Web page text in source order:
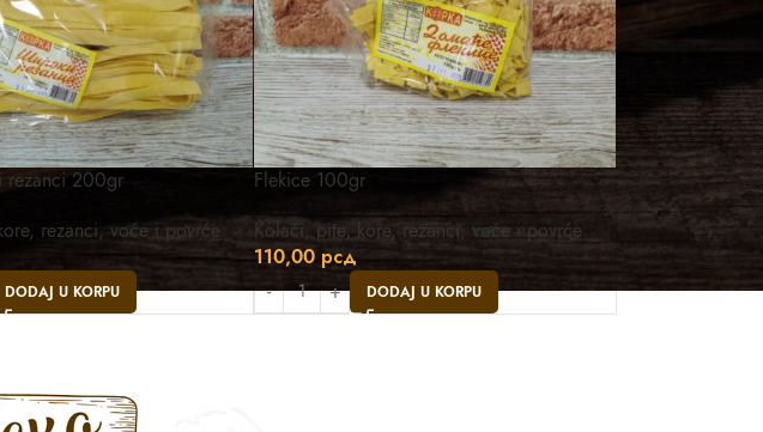
rezanci 200gr
rezanci, voće i povrće
DODAJ U KORPU
Flekice 100gr
Kolači, pite, kore, rezanci, voće i povrće
110,00рсд
DODAJ U KORPU
Asistent